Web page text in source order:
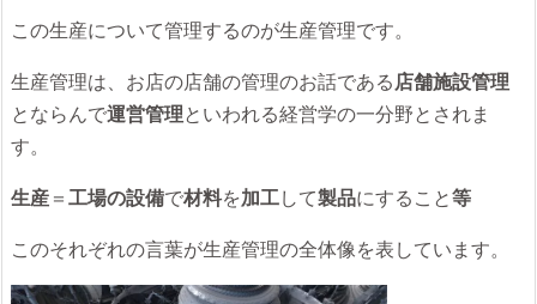
この生産について管理するのが生産管理です。
生産管理は、お店の店舗の管理のお話である店舗施設管理
とならんで運営管理といわれる経営学の一分野とされま
す。
生産 ＝ 工場の設備で材料を加工して製品にすること等
このそれぞれの言葉が生産管理の全体像を表しています。